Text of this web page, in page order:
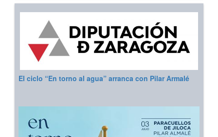
El ciclo “En torno al agua” arranca con Pilar Armalé